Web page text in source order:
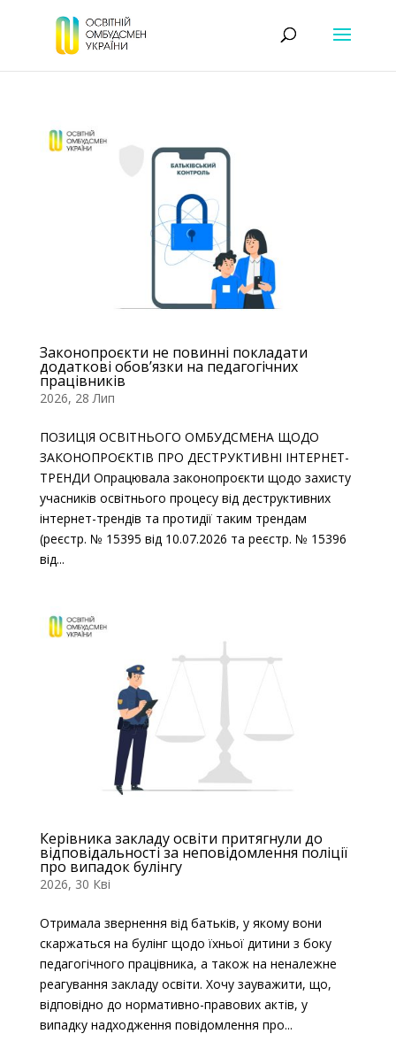
Законопроєкти не повинні покладати
додаткові обов’язки на педагогічних
працівників
2026, 28 Лип
ПОЗИЦІЯ ОСВІТНЬОГО ОМБУДСМЕНА ЩОДО
ЗАКОНОПРОЄКТІВ ПРО ДЕСТРУКТИВНІ ІНТЕРНЕТ-
ТРЕНДИ Опрацювала законопроєкти щодо захисту
учасників освітнього процесу від деструктивних
інтернет-трендів та протидії таким трендам
(реєстр. № 15395 від 10.07.2026 та реєстр. № 15396
від...
Керівника закладу освіти притягнули до
відповідальності за неповідомлення поліції
про випадок булінгу
2026, 30 Кві
Отримала звернення від батьків, у якому вони
скаржаться на булінг щодо їхньої дитини з боку
педагогічного працівника, а також на неналежне
реагування закладу освіти. Хочу зауважити, що,
відповідно до нормативно-правових актів, у
випадку надходження повідомлення про...